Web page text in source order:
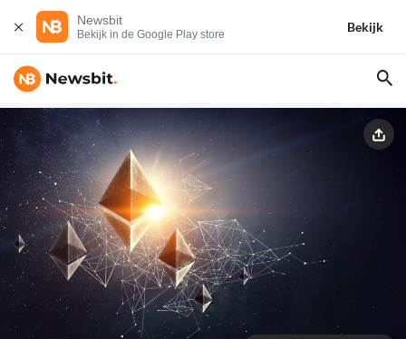
Newsbit
Bekijk in de Google Play store
Bekijk